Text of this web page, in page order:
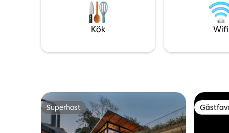
att du slappnar av, tittar på stjärnorna
och skapar bestående minnen.
Vaktmästaren Babu kommer att se till att
du får god hemlagad mat. Ha det så kul
Kök Wifi
Superhost
Superhost